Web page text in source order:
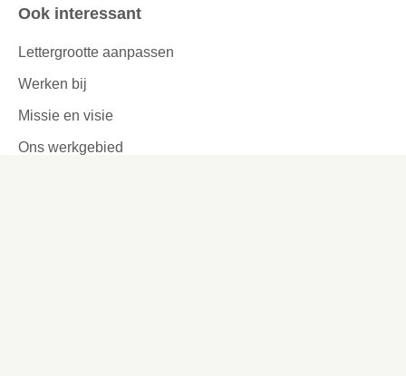
Ook interessant
Lettergrootte aanpassen
Werken bij
Missie en visie
Ons werkgebied